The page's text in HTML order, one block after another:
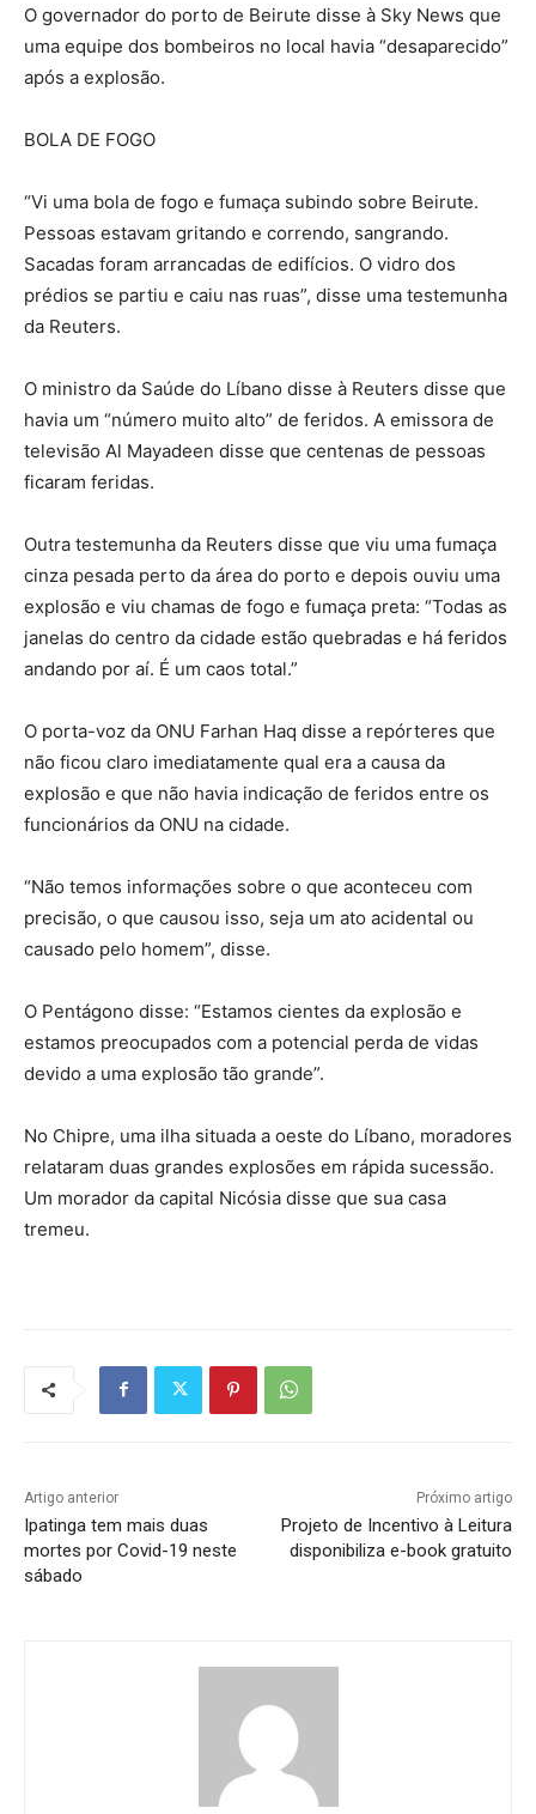
O governador do porto de Beirute disse à Sky News que
uma equipe dos bombeiros no local havia “desaparecido”
após a explosão.
BOLA DE FOGO
“Vi uma bola de fogo e fumaça subindo sobre Beirute.
Pessoas estavam gritando e correndo, sangrando.
Sacadas foram arrancadas de edifícios. O vidro dos
prédios se partiu e caiu nas ruas”, disse uma testemunha
da Reuters.
O ministro da Saúde do Líbano disse à Reuters disse que
havia um “número muito alto” de feridos. A emissora de
televisão Al Mayadeen disse que centenas de pessoas
ficaram feridas.
Outra testemunha da Reuters disse que viu uma fumaça
cinza pesada perto da área do porto e depois ouviu uma
explosão e viu chamas de fogo e fumaça preta: “Todas as
janelas do centro da cidade estão quebradas e há feridos
andando por aí. É um caos total.”
O porta-voz da ONU Farhan Haq disse a repórteres que
não ficou claro imediatamente qual era a causa da
explosão e que não havia indicação de feridos entre os
funcionários da ONU na cidade.
“Não temos informações sobre o que aconteceu com
precisão, o que causou isso, seja um ato acidental ou
causado pelo homem”, disse.
O Pentágono disse: “Estamos cientes da explosão e
estamos preocupados com a potencial perda de vidas
devido a uma explosão tão grande”.
No Chipre, uma ilha situada a oeste do Líbano, moradores
relataram duas grandes explosões em rápida sucessão.
Um morador da capital Nicósia disse que sua casa
tremeu.
Artigo anterior
Ipatinga tem mais duas
mortes por Covid-19 neste
sábado
Próximo artigo
Projeto de Incentivo à Leitura
disponibiliza e-book gratuito